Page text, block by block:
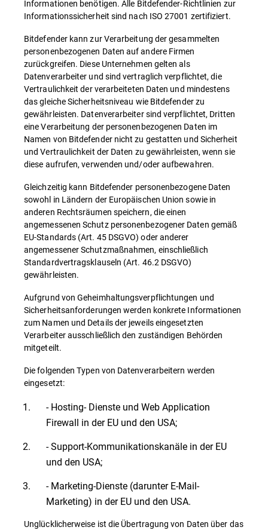
Informationen benötigen. Alle Bitdefender-Richtlinien zur
Informationssicherheit sind nach ISO 27001 zertifiziert.
Bitdefender kann zur Verarbeitung der gesammelten
personenbezogenen Daten auf andere Firmen
zurückgreifen. Diese Unternehmen gelten als
Datenverarbeiter und sind vertraglich verpflichtet, die
Vertraulichkeit der verarbeiteten Daten und mindestens
das gleiche Sicherheitsniveau wie Bitdefender zu
gewährleisten. Datenverarbeiter sind verpflichtet, Dritten
eine Verarbeitung der personenbezogenen Daten im
Namen von Bitdefender nicht zu gestatten und Sicherheit
und Vertraulichkeit der Daten zu gewährleisten, wenn sie
diese aufrufen, verwenden und/oder aufbewahren.
Gleichzeitig kann Bitdefender personenbezogene Daten
sowohl in Ländern der Europäischen Union sowie in
anderen Rechtsräumen speichern, die einen
angemessenen Schutz personenbezogener Daten gemäß
EU-Standards (Art. 45 DSGVO) oder anderer
angemessener Schutzmaßnahmen, einschließlich
Standardvertragsklauseln (Art. 46.2 DSGVO)
gewährleisten.
Aufgrund von Geheimhaltungsverpflichtungen und
Sicherheitsanforderungen werden konkrete Informationen
zum Namen und Details der jeweils eingesetzten
Verarbeiter ausschließlich den zuständigen Behörden
mitgeteilt.
Die folgenden Typen von Datenverarbeitern werden
eingesetzt:
- Hosting- Dienste und Web Application
Firewall in der EU und den USA;
- Support-Kommunikationskanäle in der EU
und den USA;
- Marketing-Dienste (darunter E-Mail-
Marketing) in der EU und den USA.
Unglücklicherweise ist die Übertragung von Daten über das